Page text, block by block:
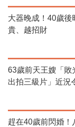
大器晚成！40歲
貴、越招財
63歲前天王嫂「敗
出拍三級片」近況
趕在40歲前閃婚